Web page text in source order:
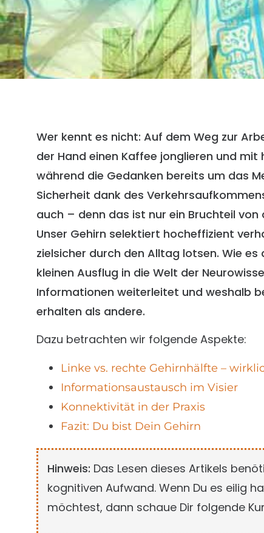
Wer kennt es nicht: Auf dem Weg zur
der Hand einen Kaffee jonglieren und
während die Gedanken bereits um das
Sicherheit dank des
auch – denn das ist nur ein Bruchteil
Unser Gehirn selektiert hocheffizient
zielsicher durch den Alltag lotsen. Wie
kleinen Ausflug in die Welt der
Informationen weiterleitet und weshalb
erhalten als andere.
Dazu betrachten wir folgende Aspekte:
Linke vs. rechte Gehirnhälfte –
Informationsaustausch im Visier
Konnektivität in der Praxis
Fazit: Du bist Dein Gehirn
Hinweis: Das Lesen dieses Artikels
kognitiven Aufwand. Wenn Du es eilig
möchtest, dann schaue Dir folgende